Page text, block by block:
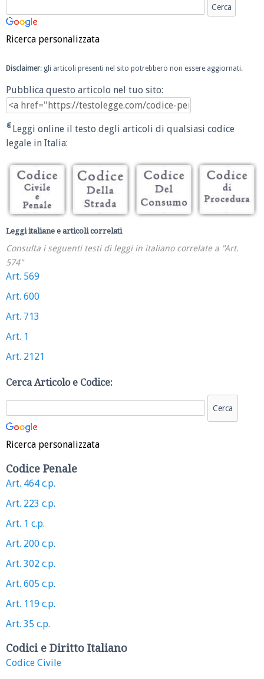
Ricerca personalizzata
Disclaimer: gli articoli presenti nel sito potrebbero non essere aggiornati.
Pubblica questo articolo nel tuo sito:
Leggi online il testo degli articoli di qualsiasi codice
legale in Italia:
Leggi italiane e articoli correlati
Consulta i seguenti testi di leggi in italiano correlate a "Art.
574"
Art. 569
Art. 600
Art. 713
Art. 1
Art. 2121
Cerca Articolo e Codice:
Ricerca personalizzata
Codice Penale
Art. 464 c.p.
Art. 223 c.p.
Art. 1 c.p.
Art. 200 c.p.
Art. 302 c.p.
Art. 605 c.p.
Art. 119 c.p.
Art. 35 c.p.
Codici e Diritto Italiano
Codice Civile